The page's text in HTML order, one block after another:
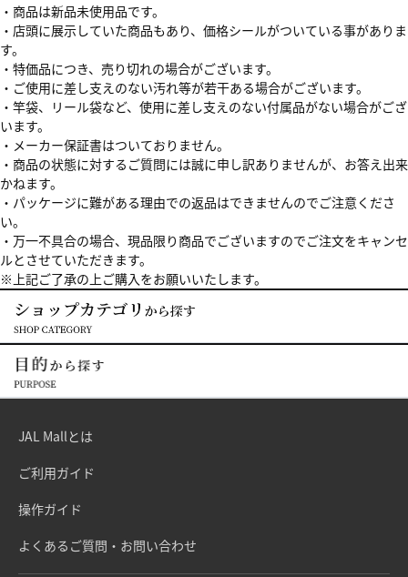
・商品は新品未使用品です。
・店頭に展示していた商品もあり、価格シールがついている事がありま
す。
・特価品につき、売り切れの場合がございます。
・ご使用に差し支えのない汚れ等が若干ある場合がございます。
・竿袋、リール袋など、使用に差し支えのない付属品がない場合がござ
います。
・メーカー保証書はついておりません。
・商品の状態に対するご質問には誠に申し訳ありませんが、お答え出来
かねます。
・パッケージに難がある理由での返品はできませんのでご注意くださ
い。
・万一不具合の場合、現品限り商品でございますのでご注文をキャンセ
ルとさせていただきます。
※上記ご了承の上ご購入をお願いいたします。
JAL Mallとは
ご利用ガイド
操作ガイド
よくあるご質問・お問い合わせ